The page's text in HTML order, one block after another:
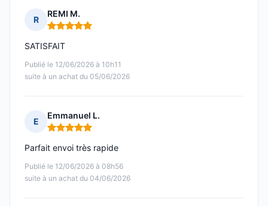
R
REMI M.
Note : 5 sur 5
Publié le 12/06/2026 à 10h11
suite à un achat du 05/06/2026
SATISFAIT
E
Emmanuel L.
Note : 5 sur 5
Publié le 12/06/2026 à 08h56
suite à un achat du 04/06/2026
Parfait envoi très rapide